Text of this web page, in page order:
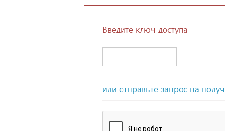
Введите ключ доступа
или отправьте запрос на